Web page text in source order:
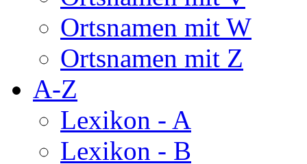
Ortsnamen mit W
Ortsnamen mit Z
A-Z
Lexikon - A
Lexikon - B